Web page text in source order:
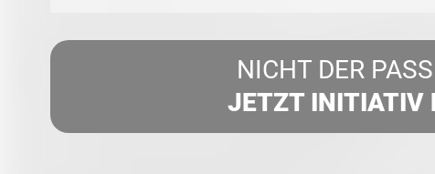
NICHT DER
JETZT INITIATIV